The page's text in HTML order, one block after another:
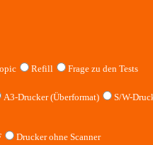
Refill
Frage zu den Tests
A3-Drucker (Überformat) S/W-
Drucker ohne Scanner